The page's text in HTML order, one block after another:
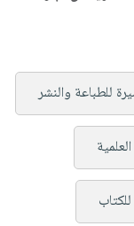
للطباعة والنشر